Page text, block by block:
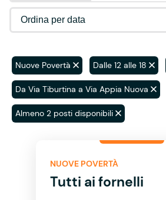
Nuove Povertà Dalle 12 alle 18
Da Via Tiburtina a Via Appia Nuova
Almeno 2 posti disponibili
NUOVE POVERTÀ
Tutti ai fornelli